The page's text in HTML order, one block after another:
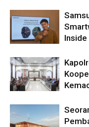
Inside